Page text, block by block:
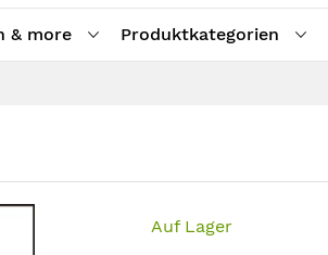
& more Produktkategorien
Auf Lager